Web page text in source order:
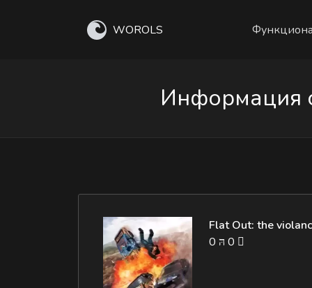
WOROLS
Информация
Flat Out: the
0 0